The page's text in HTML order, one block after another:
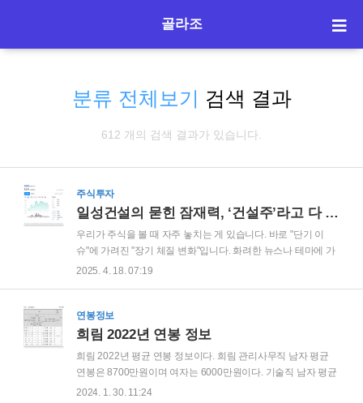
골라조
분류 전체보기 검색 결과
612 개의 검색 결과가 있습니다.
주식투자
일성건설의 묻힌 잠재력, ‘건설주’라고 다 같은 건 아니다
우리가 주식을 볼 때 자주 놓치는 게 있습니다. 바로 "단기 이
슈"에 가려진 "장기 체질 변화"입니다. 화려한 뉴스나 테마에 가
려서 조용히 가치를 쌓아가는 기업들. ‘일성건설’이 바로 그런
대가 줄어들까요?” 일성건설, 지금 주목해야 하는 이유는? 1. 인
프라 확대의 중심에 서다 정부는 2025년 SOC(사회간접자본)
재개발 정비사업이 속속 진행 중입니다. 이런 프로젝트는 대부
분 대형사만의 몫이라고 생각하지만, 실제 실행에서는 중소형
건설사들의 ‘현장력’이 중요해집니다. 일성건설은 지역 기반, 중
2025. 4. 18. 07:19
연봉정보
희림 2022년 연봉 정보
희림 2022년 평균 연봉 정보이다. 희림 관리사무직 남자 평균
연봉은 8700만원이며 여자는 6000만원이다. 기술직 남자 평균
연봉은 7400만원이며 여자는 5800만원이다. 기타 남자 연봉은
2024. 1. 30. 11:24